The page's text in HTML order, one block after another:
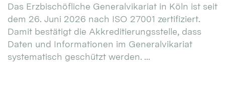
Das Erzbischöfliche Generalvikariat in Köln ist seit
dem 26. Juni 2026 nach ISO 27001 zertifiziert.
Damit bestätigt die Akkreditierungsstelle, dass
Daten und Informationen im Generalvikariat
systematisch geschützt werden. ...